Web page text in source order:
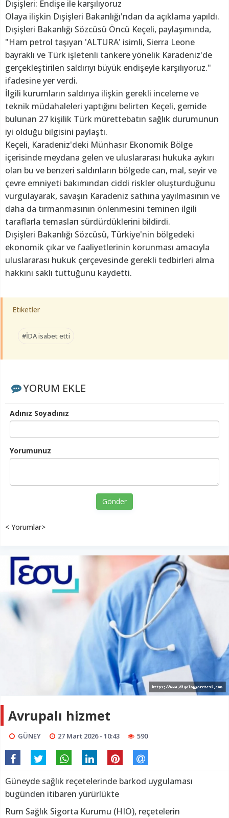
Dışişleri: Endişe ile karşılıyoruz
Olaya ilişkin Dışişleri Bakanlığı'ndan da açıklama yapıldı.
Dışişleri Bakanlığı Sözcüsü Öncü Keçeli, paylaşımında,
"Ham petrol taşıyan 'ALTURA' isimli, Sierra Leone
bayraklı ve Türk işletenli tankere yönelik Karadeniz'de
gerçekleştirilen saldırıyı büyük endişeyle karşılıyoruz."
ifadesine yer verdi.
İlgili kurumların saldırıya ilişkin gerekli inceleme ve
teknik müdahaleleri yaptığını belirten Keçeli, gemide
bulunan 27 kişilik Türk mürettebatın sağlık durumunun
iyi olduğu bilgisini paylaştı.
Keçeli, Karadeniz'deki Münhasır Ekonomik Bölge
içerisinde meydana gelen ve uluslararası hukuka aykırı
olan bu ve benzeri saldırıların bölgede can, mal, seyir ve
çevre emniyeti bakımından ciddi riskler oluşturduğunu
vurgulayarak, savaşın Karadeniz sathına yayılmasının ve
daha da tırmanmasının önlenmesini teminen ilgili
taraflarla temasları sürdürdüklerini bildirdi.
Dışişleri Bakanlığı Sözcüsü, Türkiye'nin bölgedeki
ekonomik çıkar ve faaliyetlerinin korunması amacıyla
uluslararası hukuk çerçevesinde gerekli tedbirleri alma
hakkını saklı tuttuğunu kaydetti.
Etiketler
#İDA isabet etti
YORUM EKLE
Adınız Soyadınız
Yorumunuz
Gönder
< Yorumlar>
Avrupalı hizmet
GÜNEY 27 Mart 2026 - 10:43 590
Güneyde sağlık reçetelerinde barkod uygulaması
bugünden itibaren yürürlükte
Rum Sağlık Sigorta Kurumu (HIO), reçetelerin